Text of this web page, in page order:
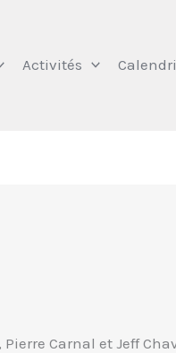
Activités
Carnal et Jeff